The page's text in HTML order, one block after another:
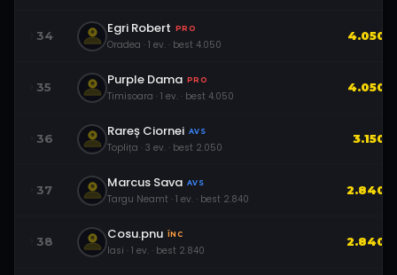
34 Egri Robert PRO
Oradea · 1 ev. · best 4.050
4.050
35 Purple Dama PRO
Timisoara · 1 ev. · best 4.050
4.050
36 Rareș Ciornei AVS
Toplița · 3 ev. · best 2.050
3.150
37 Marcus Sava AVS
Targu Neamt · 1 ev. · best 2.840
2.840
38 Cosu.pnu ÎNC
Iasi · 1 ev. · best 2.840
2.840